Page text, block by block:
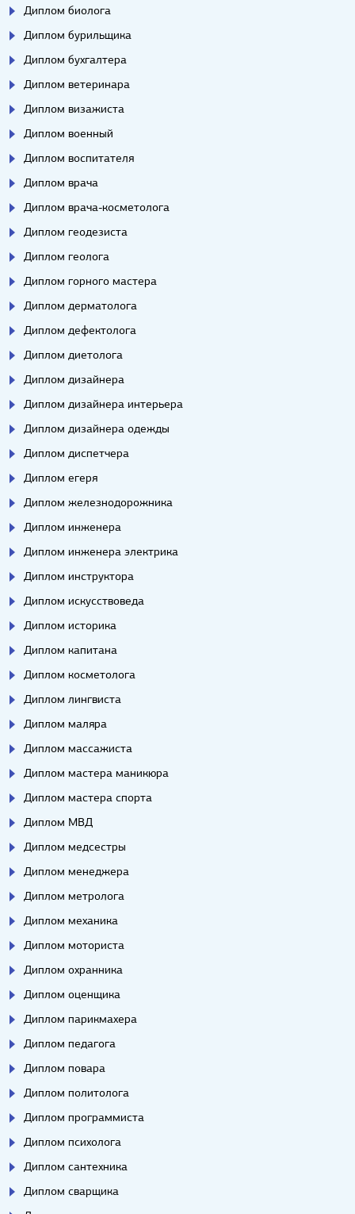
Диплом биолога
Диплом бурильщика
Диплом бухгалтера
Диплом ветеринара
Диплом визажиста
Диплом военный
Диплом воспитателя
Диплом врача
Диплом врача-косметолога
Диплом геодезиста
Диплом геолога
Диплом горного мастера
Диплом дерматолога
Диплом дефектолога
Диплом диетолога
Диплом дизайнера
Диплом дизайнера интерьера
Диплом дизайнера одежды
Диплом диспетчера
Диплом егеря
Диплом железнодорожника
Диплом инженера
Диплом инженера электрика
Диплом инструктора
Диплом искусствоведа
Диплом историка
Диплом капитана
Диплом косметолога
Диплом лингвиста
Диплом маляра
Диплом массажиста
Диплом мастера маникюра
Диплом мастера спорта
Диплом МВД
Диплом медсестры
Диплом менеджера
Диплом метролога
Диплом механика
Диплом моториста
Диплом охранника
Диплом оценщика
Диплом парикмахера
Диплом педагога
Диплом повара
Диплом политолога
Диплом программиста
Диплом психолога
Диплом сантехника
Диплом сварщика